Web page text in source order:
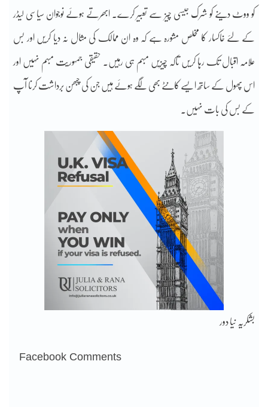
کو ووٹ دینے کو شرک جیسی چیز سے تعبیر کرے۔ ابھرتے ہوئے نوجوان سیاسی لیڈر
کے لئے خاکسار کا مخلص مشورہ ہے کہ وہ ان ممالک کی مثال نہ دیا کریں اور بس
علامہ اقبال تک رہا کریں تاکہ چیزیں مبہم ہی رہیں۔ حقیقی جمہوریت مبہم نہیں اور
اس پھول کے ساتھ ایسے کانٹے بھی لگے ہوئے ہیں جن کی چبھن برداشت کرنا آپ
کے بس کی بات نہیں۔
بشکریہ نیا دور
Facebook Comments